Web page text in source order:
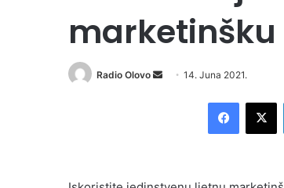
marketinšku
Radio Olovo
Send14. Juna 2021.
X